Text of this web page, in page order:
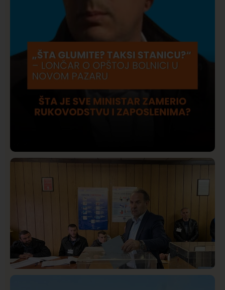
Lončar o Opštoj bolnici u Novom Pazaru: „Šta glumite?